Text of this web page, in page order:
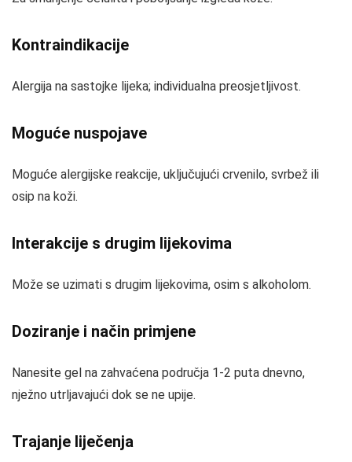
Kontraindikacije
Alergija na sastojke lijeka; individualna preosjetljivost.
Moguće nuspojave
Moguće alergijske reakcije, uključujući crvenilo, svrbež ili
osip na koži.
Interakcije s drugim lijekovima
Može se uzimati s drugim lijekovima, osim s alkoholom.
Doziranje i način primjene
Nanesite gel na zahvaćena područja 1-2 puta dnevno,
nježno utrljavajući dok se ne upije.
Trajanje liječenja